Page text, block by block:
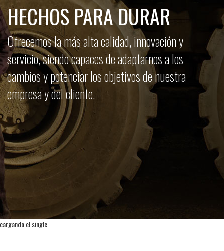
HECHOS PARA DURAR
Ofrecemos la más alta calidad, innovación y
servicio, siendo capaces de adaptarnos a los
cambios y potenciar los objetivos de nuestra
empresa y del cliente.
cargando el single